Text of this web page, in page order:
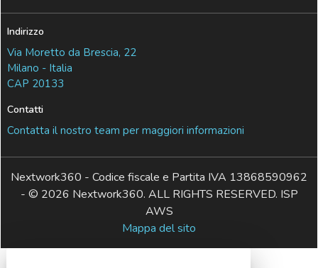
Indirizzo
Via Moretto da Brescia, 22
Milano - Italia
CAP 20133
Contatti
Contatta il nostro team per maggiori informazioni
Nextwork360 - Codice fiscale e Partita IVA 13868590962
- © 2026 Nextwork360. ALL RIGHTS RESERVED. ISP
AWS
Mappa del sito